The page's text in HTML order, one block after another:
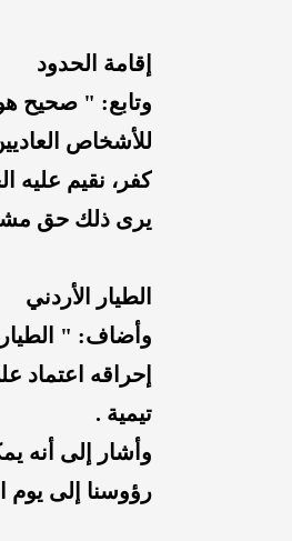
إقامة الحدود
وتابع: " صحيح
للأشخاص
كفر، نقيم عليه
يرى ذلك حق
الطيار الأردني
وأضاف: "
إحراقه اعتماد
تيمية .
وأشار إلى أنه
رؤوسنا إلى يوم